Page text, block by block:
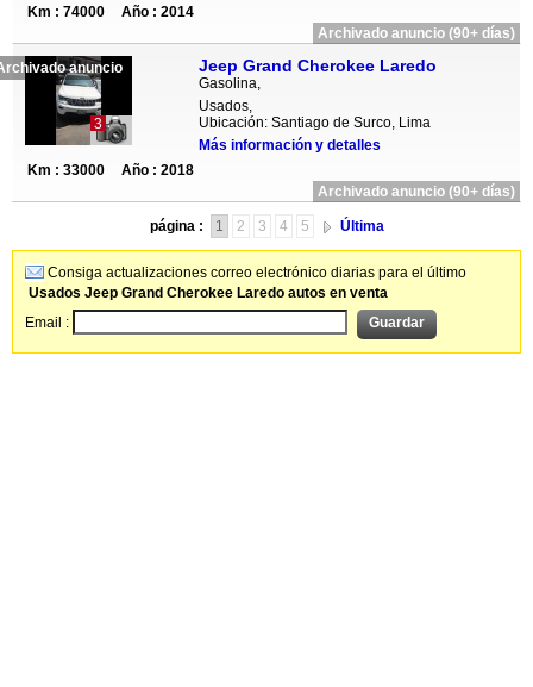
Km : 74000
Año : 2014
Archivado anuncio (90+ días)
anuncio
3
Jeep Grand Cherokee Laredo
Gasolina,
Usados,
Ubicación: Santiago de Surco, Lima
Más información y detalles
Km : 33000
Año : 2018
Archivado anuncio (90+ días)
página : 1 2 3 4 5 Última
Consiga actualizaciones correo electrónico diarias para el último
Usados Jeep Grand Cherokee Laredo autos en venta
Email :